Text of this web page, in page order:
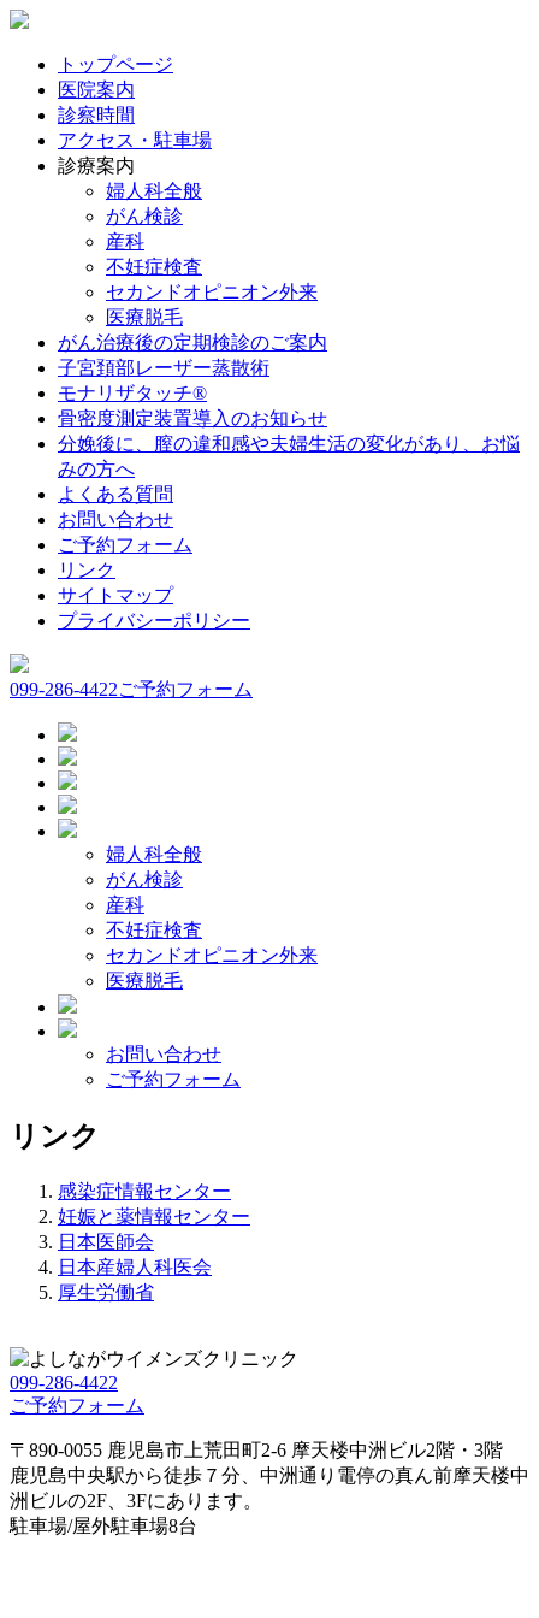
トップページ
医院案内
診察時間
アクセス・駐車場
診療案内
婦人科全般
がん検診
産科
不妊症検査
セカンドオピニオン外来
医療脱毛
がん治療後の定期検診のご案内
子宮頚部レーザー蒸散術
モナリザタッチ®
骨密度測定装置導入のお知らせ
分娩後に、膣の違和感や夫婦生活の変化があり、お悩
みの方へ
よくある質問
お問い合わせ
ご予約フォーム
リンク
サイトマップ
プライバシーポリシー
099-286-4422ご予約フォーム
婦人科全般
がん検診
産科
不妊症検査
セカンドオピニオン外来
医療脱毛
お問い合わせ
ご予約フォーム
リンク
感染症情報センター
妊娠と薬情報センター
日本医師会
日本産婦人科医会
厚生労働省
099-286-4422
ご予約フォーム
〒890-0055 鹿児島市上荒田町2-6 摩天楼中洲ビル2階・3階
鹿児島中央駅から徒歩７分、中洲通り電停の真ん前摩天楼中
洲ビルの2F、3Fにあります。
駐車場/屋外駐車場8台